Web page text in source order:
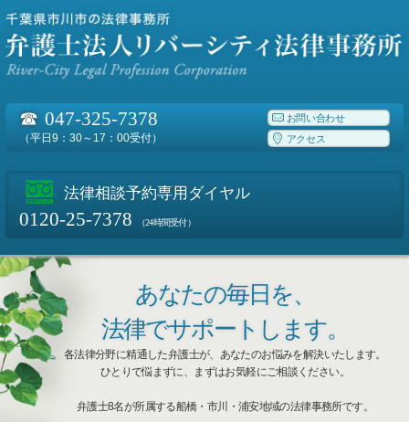
☎ 047-325-7378
（平日9：30～17：00受付）
お問い合わせ
アクセス
法律相談予約専用ダイヤル
0120-25-7378 （24時間受付）
あなたの毎日を、
法律でサポートします。
各法律分野に精通した弁護士が、あなたのお悩みを解決いたします。
ひとりで悩まずに、まずはお気軽にご相談ください。
弁護士8名が所属する船橋・市川・浦安地域の法律事務所です。